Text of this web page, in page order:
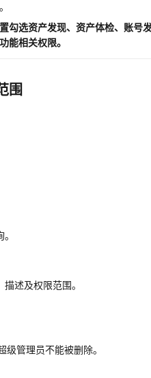
勾选资产发现、资产体检、账号
能相关权限。
围
述及权限范围。
管理员不能被删除。